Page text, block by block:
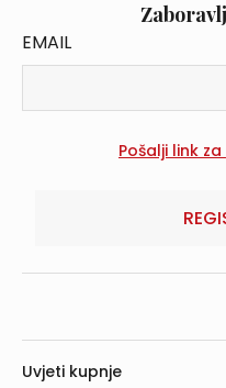
EMAIL
Uvjeti kupnje